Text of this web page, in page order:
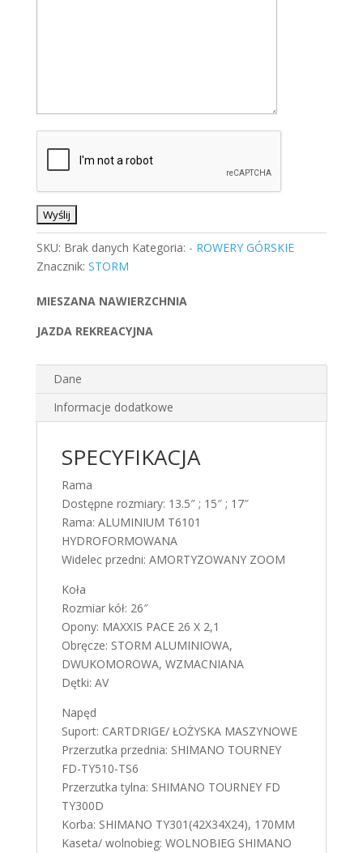
SKU: Brak danych Kategoria: - ROWERY GÓRSKIE
Znacznik: STORM
MIESZANA NAWIERZCHNIA
JAZDA REKREACYJNA
Dane
Informacje dodatkowe
SPECYFIKACJA
Rama
Dostępne rozmiary: 13.5″ ; 15″ ; 17″
Rama: ALUMINIUM T6101
HYDROFORMOWANA
Widelec przedni: AMORTYZOWANY ZOOM
Koła
Rozmiar kół: 26″
Opony: MAXXIS PACE 26 X 2,1
Obręcze: STORM ALUMINIOWA,
DWUKOMOROWA, WZMACNIANA
Dętki: AV
Napęd
Suport: CARTDRIGE/ ŁOŻYSKA MASZYNOWE
Przerzutka przednia: SHIMANO TOURNEY
FD-TY510-TS6
Przerzutka tylna: SHIMANO TOURNEY FD
TY300D
Korba: SHIMANO TY301(42X34X24), 170MM
Kaseta/ wolnobieg: WOLNOBIEG SHIMANO